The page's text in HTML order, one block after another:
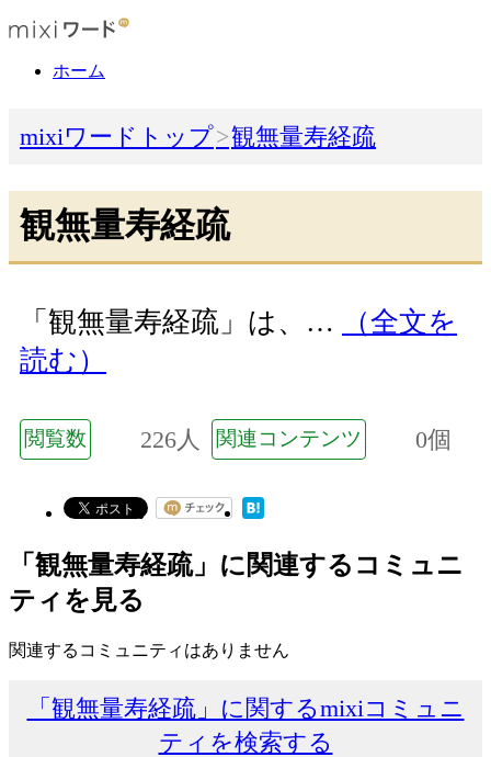
ホーム
mixiワードトップ 観無量寿経疏
観無量寿経疏
「観無量寿経疏」は、…
（全文を
読む）
閲覧数 226人 関連コンテンツ 0個
「観無量寿経疏」に関連するコミュニ
ティを見る
関連するコミュニティはありません
「観無量寿経疏」に関するmixiコミュニ
ティを検索する